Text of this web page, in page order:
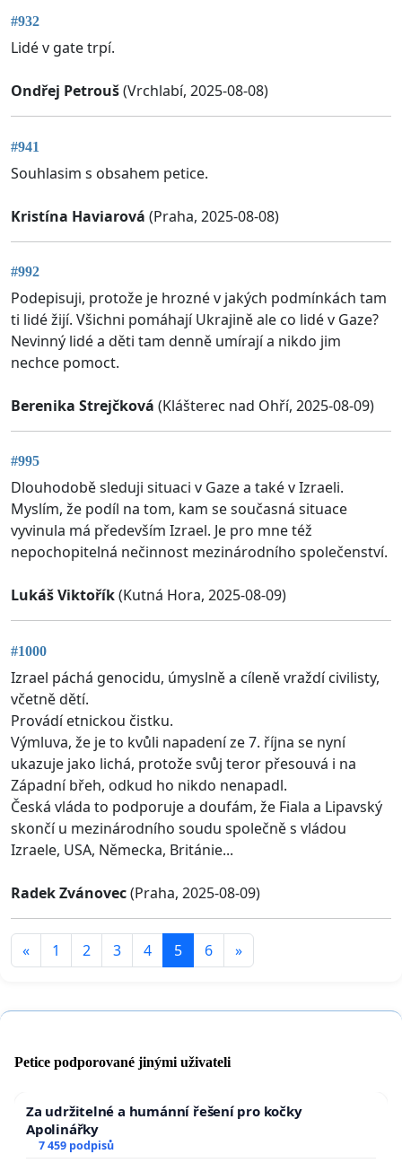
#932
Lidé v gate trpí.
Ondřej Petrouš(Vrchlabí, 2025-08-08)
#941
Souhlasim s obsahem petice.
Kristína Haviarová (Praha, 2025-08-08)
#992
Podepisuji, protože je hrozné v jakých podmínkách tam
ti lidé žijí. Všichni pomáhají Ukrajině ale co lidé v Gaze?
Nevinný lidé a děti tam denně umírají a nikdo jim
nechce pomoct.
Berenika Strejčková (Klášterec nad Ohří, 2025-08-09)
#995
Dlouhodobě sleduji situaci v Gaze a také v Izraeli.
Myslím, že podíl na tom, kam se současná situace
vyvinula má především Izrael. Je pro mne též
nepochopitelná nečinnost mezinárodního společenství.
Lukáš Viktořík(Kutná Hora, 2025-08-09)
#1000
Izrael páchá genocidu, úmyslně a cíleně vraždí civilisty,
včetně dětí.
Provádí etnickou čistku.
Výmluva, že je to kvůli napadení ze 7. října se nyní
ukazuje jako lichá, protože svůj teror přesouvá i na
Západní břeh, odkud ho nikdo nenapadl.
Česká vláda to podporuje a doufám, že Fiala a Lipavský
skončí u mezinárodního soudu společně s vládou
Izraele, USA, Německa, Británie...
Radek Zvánovec(Praha, 2025-08-09)
« 1 2 3 4 5 6 »
Petice podporované jinými uživateli
Za udržitelné a humánní řešení pro kočky
Apolinářky
7 459 podpisů